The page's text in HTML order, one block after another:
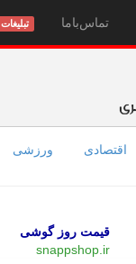
تماس‌با‌ما تبلیغات
اقتصادی ورزشی
قیمت روز گوشی
snappshop.ir